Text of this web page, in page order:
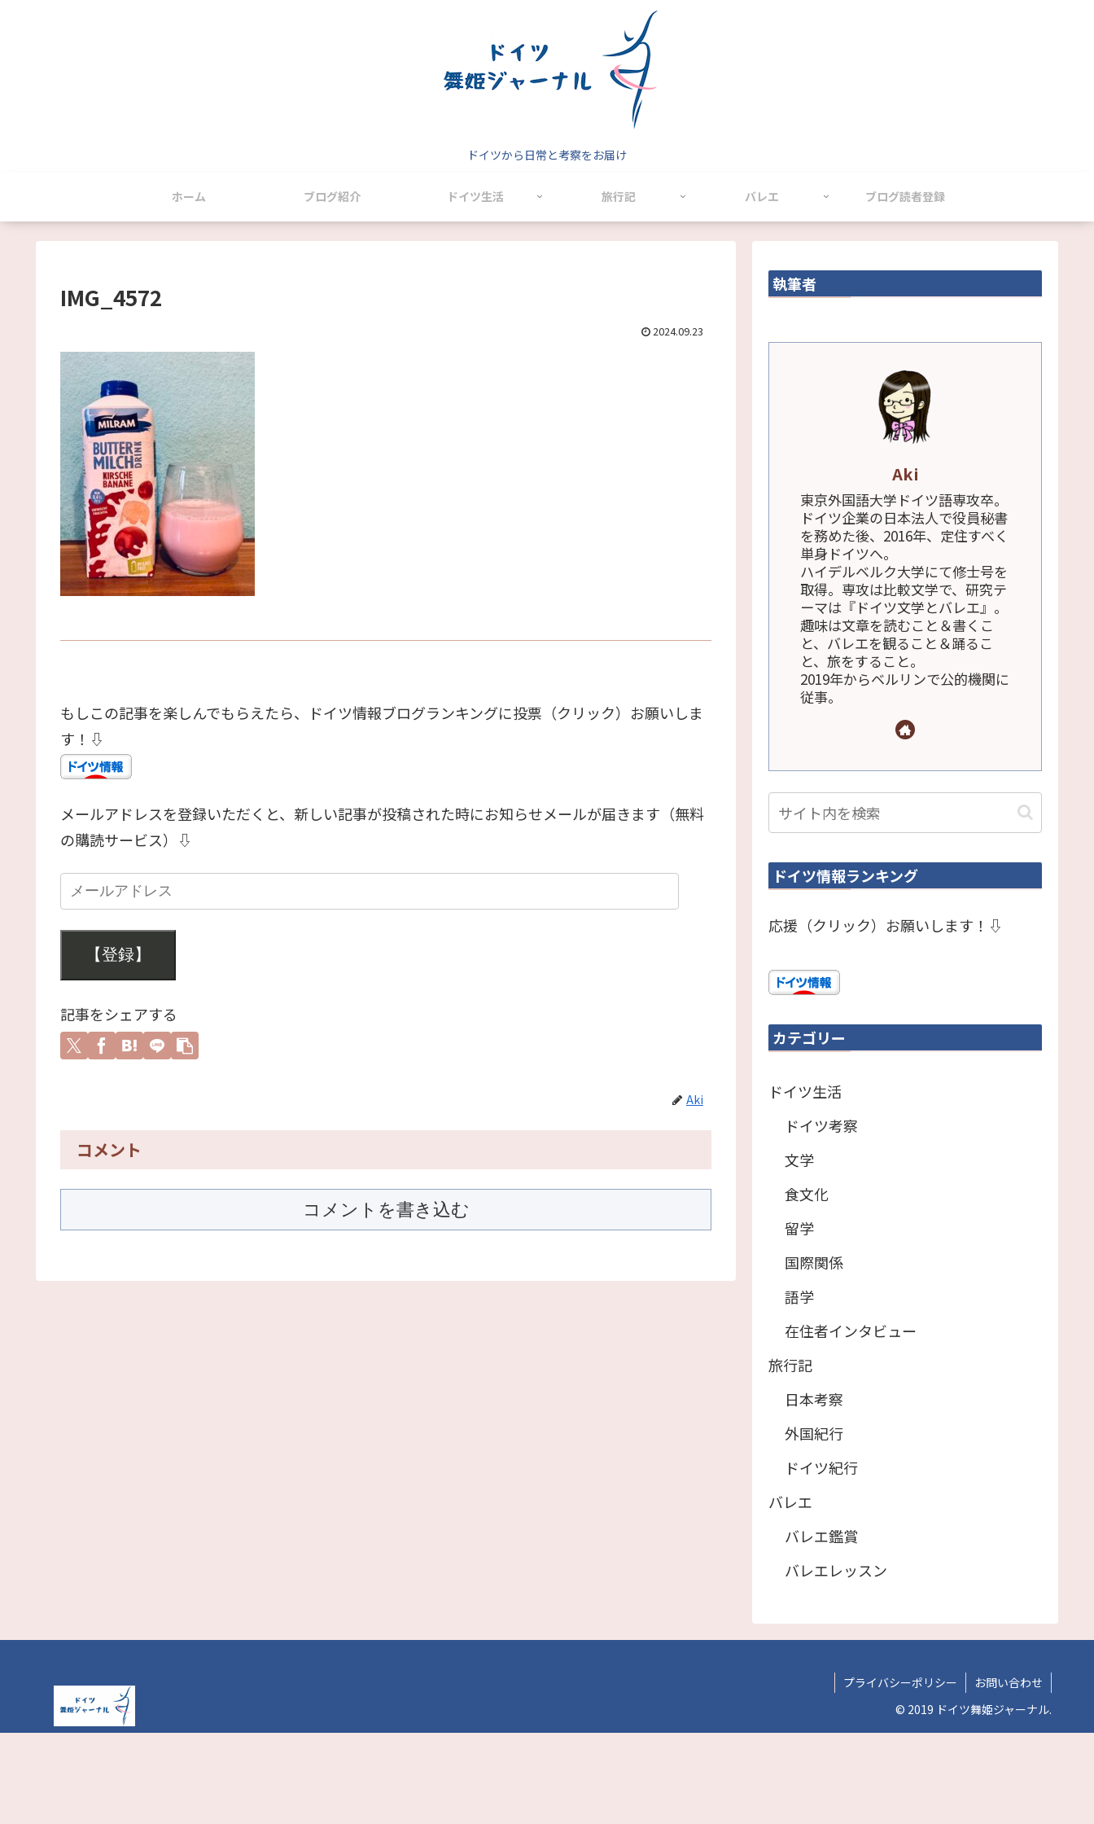
ドイツから日常と考察をお届け
ホーム ブログ紹介 ドイツ生活 旅行記 バレエ ブログ読者登録
IMG_4572
2024.09.23
もしこの記事を楽しんでもらえたら、ドイツ情報ブログランキングに投票（クリック）お願いしま
す！⇩
メールアドレスを登録いただくと、新しい記事が投稿された時にお知らせメールが届きます（無料
の購読サービス）⇩
【登録】
記事をシェアする
Aki
コメント
コメントを書き込む
執筆者
Aki
東京外国語大学ドイツ語専攻卒。
ドイツ企業の日本法人で役員秘書
を務めた後、2016年、定住すべく
単身ドイツへ。
ハイデルベルク大学にて修士号を
取得。専攻は比較文学で、研究テ
ーマは『ドイツ文学とバレエ』。
趣味は文章を読むこと＆書くこ
と、バレエを観ること＆踊るこ
と、旅をすること。
2019年からベルリンで公的機関に
従事。
ドイツ情報ランキング
応援（クリック）お願いします！⇩
カテゴリー
ドイツ生活
ドイツ考察
文学
食文化
留学
国際関係
語学
在住者インタビュー
旅行記
日本考察
外国紀行
ドイツ紀行
バレエ
バレエ鑑賞
バレエレッスン
プライバシーポリシー
お問い合わせ
© 2019 ドイツ舞姫ジャーナル.